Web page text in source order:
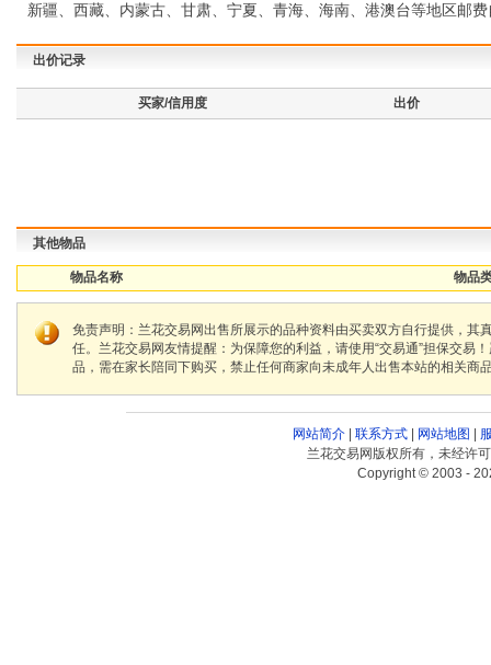
新疆、西藏、内蒙古、甘肃、宁夏、青海、海南、港澳台等地区邮
出价记录
买家/信用度 出价
其他物品
物品名称 物品
免责声明：兰花交易网出售所展示的品种资料由买卖双方自行提供，
任。兰花交易网友情提醒：为保障您的利益，请使用“交易通”担保交
品，需在家长陪同下购买，禁止任何商家向未成年人出售本站的相关商
网站简介| 联系方式| 网站地图
兰花交易网版权所有，未经许
Copyright © 2003 -